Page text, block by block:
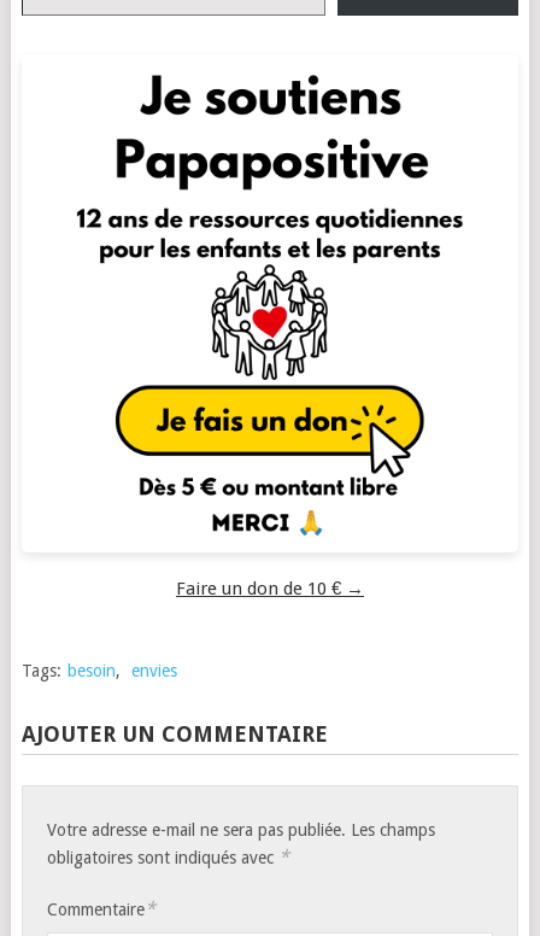
Faire un don de 10 € →
Tags: besoin, envies
AJOUTER UN COMMENTAIRE
Votre adresse e-mail ne sera pas publiée. Les champs
obligatoires sont indiqués avec *
Commentaire*